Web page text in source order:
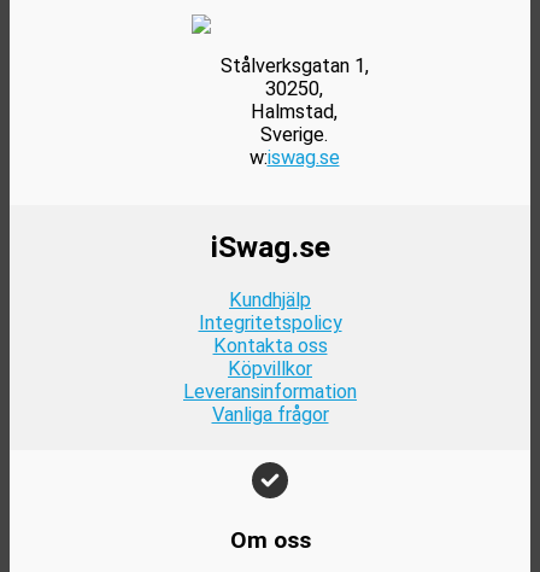
Stålverksgatan 1,
30250,
Halmstad,
Sverige.
w:iswag.se
iSwag.se
Kundhjälp
Integritetspolicy
Kontakta oss
Köpvillkor
Leveransinformation
Vanliga frågor
Om oss